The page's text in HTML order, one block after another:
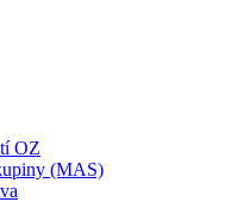
OZ
(MAS)